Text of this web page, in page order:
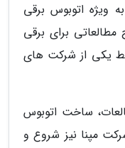
ویژه اتوبوس برقی
برای برقی
یکی از شرکت های
ساخت اتوبوس
مپنا نیز شروع و